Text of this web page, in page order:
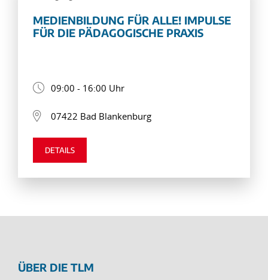
MEDIENBILDUNG FÜR ALLE! IMPULSE
FÜR DIE PÄDAGOGISCHE PRAXIS
09:00 - 16:00 Uhr
07422 Bad Blankenburg
DETAILS
ÜBER DIE TLM